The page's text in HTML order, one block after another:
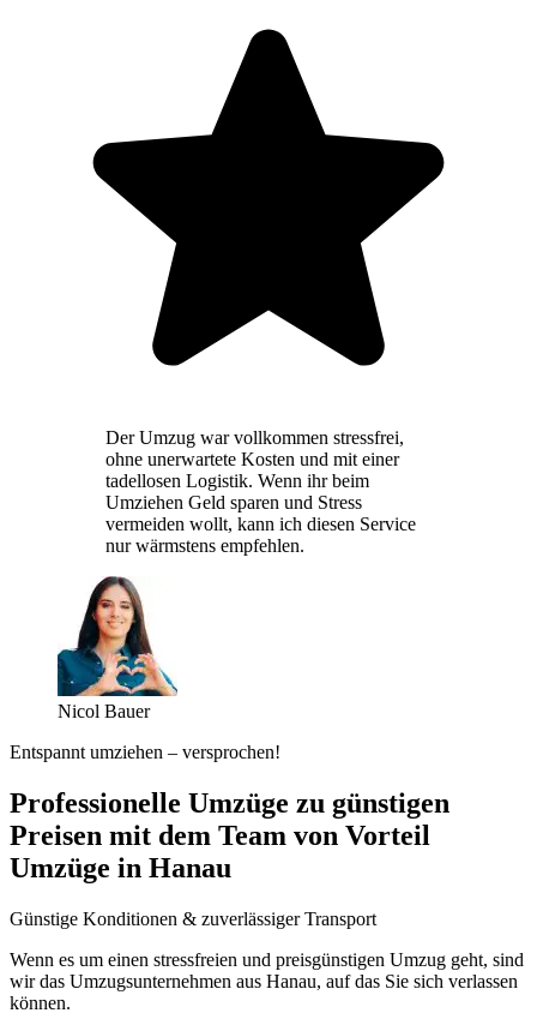
Der Umzug war vollkommen stressfrei,
ohne unerwartete Kosten und mit einer
tadellosen Logistik. Wenn ihr beim
Umziehen Geld sparen und Stress
vermeiden wollt, kann ich diesen Service
nur wärmstens empfehlen.
Nicol Bauer
Entspannt umziehen – versprochen!
Professionelle Umzüge zu günstigen
Preisen mit dem Team von Vorteil
Umzüge in Hanau
Günstige Konditionen & zuverlässiger Transport
Wenn es um einen stressfreien und preisgünstigen Umzug geht, sind
wir das Umzugsunternehmen aus Hanau, auf das Sie sich verlassen
können.